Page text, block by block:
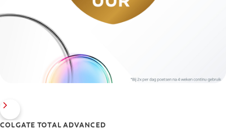
COLGATE TOTAL ADVANCED